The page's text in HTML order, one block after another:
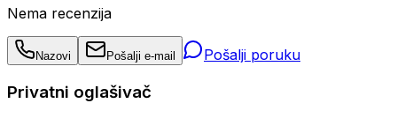
Nema recenzija
Nazovi Pošalji e-mail Pošalji poruku
Privatni oglašivač